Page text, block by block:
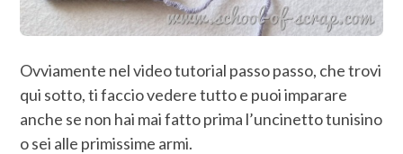
Ovviamente nel video tutorial passo passo, che trovi
qui sotto, ti faccio vedere tutto e puoi imparare
anche se non hai mai fatto prima l’uncinetto tunisino
o sei alle primissime armi.